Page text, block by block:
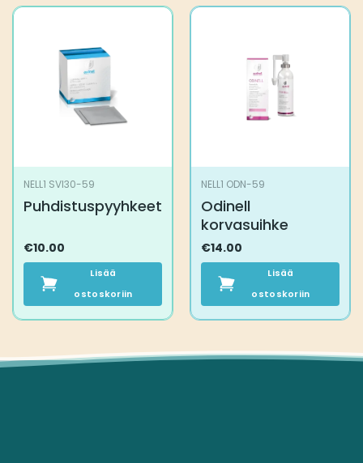
NELL1 SVI30-59
Puhdistuspyyhkeet
€10.00
Lisää
ostoskoriin
NELL1 ODN-59
Odinell
korvasuihke
€14.00
Lisää
ostoskoriin